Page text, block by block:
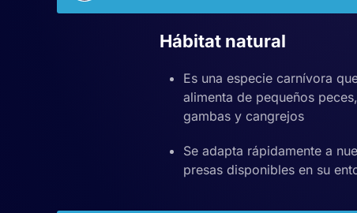
Hábitat natural
Es una especie carnívora
alimenta de pequeños peces,
gambas y cangrejos
Se adapta rápidamente a
presas disponibles en su